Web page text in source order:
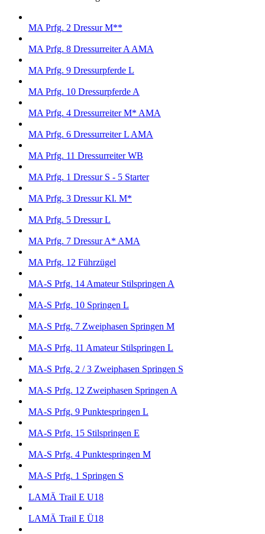
MA Prfg. 2 Dressur M**
MA Prfg. 8 Dressurreiter A AMA
MA Prfg. 9 Dressurpferde L
MA Prfg. 10 Dressurpferde A
MA Prfg. 4 Dressurreiter M* AMA
MA Prfg. 6 Dressurreiter L AMA
MA Prfg. 11 Dressurreiter WB
MA Prfg. 1 Dressur S - 5 Starter
MA Prfg. 3 Dressur Kl. M*
MA Prfg. 5 Dressur L
MA Prfg. 7 Dressur A* AMA
MA Prfg. 12 Führzügel
MA-S Prfg. 14 Amateur Stilspringen A
MA-S Prfg. 10 Springen L
MA-S Prfg. 7 Zweiphasen Springen M
MA-S Prfg. 11 Amateur Stilspringen L
MA-S Prfg. 2 / 3 Zweiphasen Springen S
MA-S Prfg. 12 Zweiphasen Springen A
MA-S Prfg. 9 Punktespringen L
MA-S Prfg. 15 Stilspringen E
MA-S Prfg. 4 Punktespringen M
MA-S Prfg. 1 Springen S
LAMÄ Trail E U18
LAMÄ Trail E Ü18